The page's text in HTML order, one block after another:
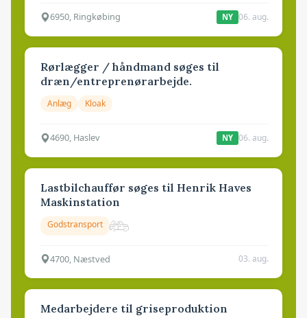
6950, Ringkøbing NY 06. aug.
Rørlægger / håndmand søges til
dræn/entreprenørarbejde.
Anlæg Kloak
4690, Haslev NY 06. aug.
Lastbilchauffør søges til Henrik Haves
Maskinstation
Godstransport
4700, Næstved 03. aug.
Medarbejdere til griseproduktion